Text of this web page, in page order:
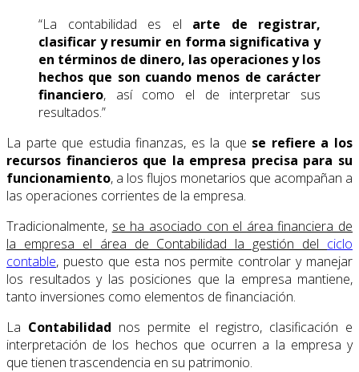
“La contabilidad es el arte de registrar,
clasificar y resumir en forma significativa y
en términos de dinero, las operaciones y los
hechos que son cuando menos de carácter
financiero, así como el de interpretar sus
resultados.”
La parte que estudia finanzas, es la que se refiere a los
recursos financieros que la empresa precisa para su
funcionamiento, a los flujos monetarios que acompañan a
las operaciones corrientes de la empresa.
Tradicionalmente, se ha asociado con el área financiera de
la empresa el área de Contabilidad la gestión del ciclo
contable, puesto que esta nos permite controlar y manejar
los resultados y las posiciones que la empresa mantiene,
tanto inversiones como elementos de financiación.
La Contabilidad nos permite el registro, clasificación e
interpretación de los hechos que ocurren a la empresa y
que tienen trascendencia en su patrimonio.